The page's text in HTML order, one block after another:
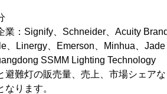
業：Signify、Schneider、Acuity
、Linergy、Emerson、Minhua、
SSMM Lighting Technology
避難灯の販売量、売上、市場シェア
ります。